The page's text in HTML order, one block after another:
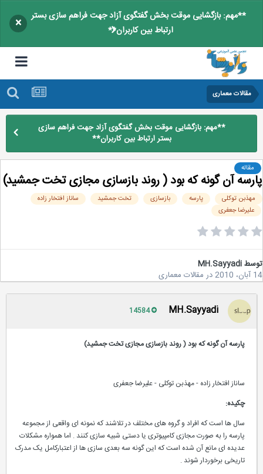
**مهم: بازگشایی موقت بخش گفتگوی آزاد جهت فراهم سازی بستر
ارتباط بین کاربران**
×
مقالات معماری
**مهم: بازگشایی موقت بخش گفتگوی آزاد جهت فراهم سازی
بستر ارتباط بین کاربران**
مقاله
آن گونه که بود ( روند بازسازی مجازی تخت جمشید)
توکلی پارسه بازسازی تخت جمشید
ساناز افتخار زاده
علیرضا جعفری
MH.Sayyadi
درمقالات معماری
MH.Sayyadi
پارسه آن گونه که بود ( روند بازسازی مجازی تخت جمشید)
ساناز افتخار زاده - مهذبن توکلی - علیرضا جعفری
چکیده:
سال ها است که افراد و گروه های مختلف در تلاشند که نمونه ای واقعی از مجموعه
پارسه را به صورت مجازی کامپیوتری یا دستی شبیه سازی کنند . اما همواره مشکلات
عدیده ای مانع آن شده است که این گونه سه بعدی سازی ها از اعتبارکامل یک مدرک
تاریخی برخوردار شوند .